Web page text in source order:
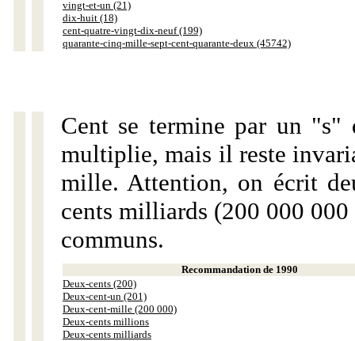
vingt-et-un (21)
dix-huit (18)
cent-quatre-vingt-dix-neuf (199)
quarante-cinq-mille-sept-cent-quarante-deux (45742)
Cent se termine par un "s"
multiplie, mais il reste
mille. Attention, on écrit
cents milliards (200 000
communs.
Recommandation de 1990
Deux-cents (200)
Deux-cent-un (201)
Deux-cent-mille (200 000)
Deux-cents millions
Deux-cents milliards